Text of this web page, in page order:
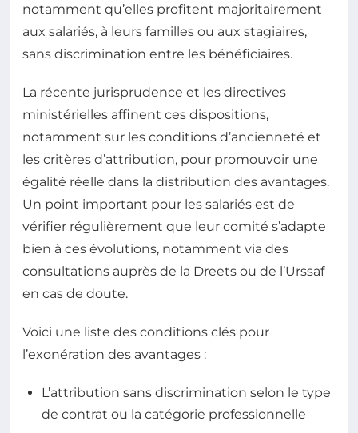
notamment qu’elles profitent majoritairement
aux salariés, à leurs familles ou aux stagiaires,
sans discrimination entre les bénéficiaires.
La récente jurisprudence et les directives
ministérielles affinent ces dispositions,
notamment sur les conditions d’ancienneté et
les critères d’attribution, pour promouvoir une
égalité réelle dans la distribution des avantages.
Un point important pour les salariés est de
vérifier régulièrement que leur comité s’adapte
bien à ces évolutions, notamment via des
consultations auprès de la Dreets ou de l’Urssaf
en cas de doute.
Voici une liste des conditions clés pour
l’exonération des avantages :
L’attribution sans discrimination selon le type
de contrat ou la catégorie professionnelle